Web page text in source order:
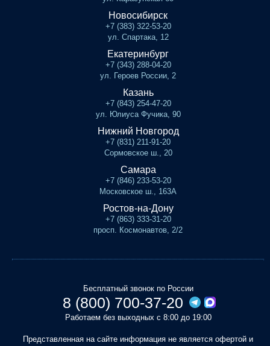
Новосибирск
+7 (383) 322-53-20
ул. Спартака, 12
Екатеринбург
+7 (343) 288-04-20
ул. Героев России, 2
Казань
+7 (843) 254-47-20
ул. Юлиуса Фучика, 90
Нижний Новгород
+7 (831) 211-91-20
Сормовское ш., 20
Самара
+7 (846) 233-53-20
Московское ш., 163А
Ростов-на-Дону
+7 (863) 333-31-20
просп. Космонавтов, 2/2
Бесплатный звонок по России
8 (800) 700-37-20
Работаем без выходных с 8:00 до 19:00
Представленная на сайте информация не является офертой и